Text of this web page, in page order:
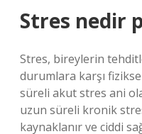
Stres nedir
Stres, bireylerin
durumlara karşı
süreli akut stres ani
uzun süreli kronik
kaynaklanır ve ciddi